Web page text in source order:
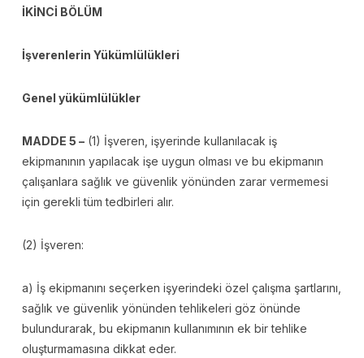
İKİNCİ BÖLÜM
İşverenlerin Yükümlülükleri
Genel yükümlülükler
MADDE 5 –(1) İşveren, işyerinde kullanılacak iş
ekipmanının yapılacak işe uygun olması ve bu ekipmanın
çalışanlara sağlık ve güvenlik yönünden zarar vermemesi
için gerekli tüm tedbirleri alır.
(2) İşveren:
a) İş ekipmanını seçerken işyerindeki özel çalışma şartlarını,
sağlık ve güvenlik yönünden tehlikeleri göz önünde
bulundurarak, bu ekipmanın kullanımının ek bir tehlike
oluşturmamasına dikkat eder.